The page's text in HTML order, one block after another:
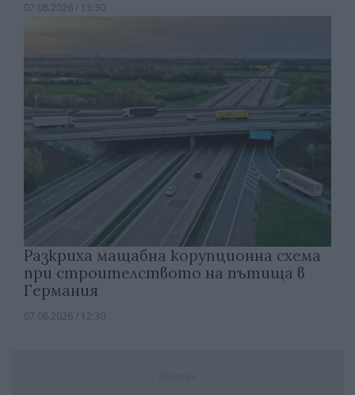
07.08.2026 / 13:30
Разкриха мащабна корупционна схема
при строителството на пътища в
Германия
07.08.2026 / 12:30